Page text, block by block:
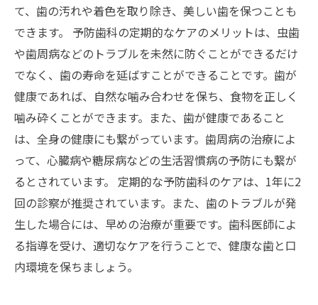
て、歯の汚れや着色を取り除き、美しい歯を保つことも
できます。 予防歯科の定期的なケアのメリットは、虫歯
や歯周病などのトラブルを未然に防ぐことができるだけ
でなく、歯の寿命を延ばすことができることです。歯が
健康であれば、自然な噛み合わせを保ち、食物を正しく
噛み砕くことができます。また、歯が健康であること
は、全身の健康にも繋がっています。歯周病の治療によ
って、心臓病や糖尿病などの生活習慣病の予防にも繋が
るとされています。 定期的な予防歯科のケアは、1年に2
回の診察が推奨されています。また、歯のトラブルが発
生した場合には、早めの治療が重要です。歯科医師によ
る指導を受け、適切なケアを行うことで、健康な歯と口
内環境を保ちましょう。